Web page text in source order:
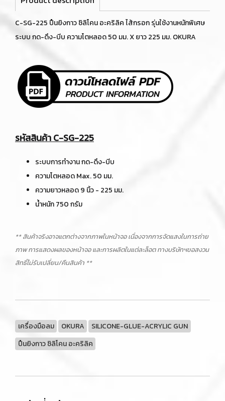
C-SG-225 ปืนยิงกาว ซิลิโคน อะคริลิค ไส้กรอก รุ่นใช้งานหนักพิเศษ
ระบบ กด-ดึง-บีบ ความโตหลอด 50 มม. X ยาว 225 มม. OKURA
รหัสสินค้า C-SG-225
ระบบการทำงาน กด-ดึง-บีบ
ความโตหลอด Max. 50 มม.
ความยาวหลอด 9 นิ้ว - 225 มม.
น้ำหนัก 750 กรัม
** สินค้าจริงอาจแตกต่างจากภาพในหน้าจอ เนื่องจากการจัดแสงในการถ่าย
ภาพ การแสดงผลของหน้าจอ และการผลิตในแต่ละล็อต ทางบริษัทฯขอสงวน
สิทธิ์ไม่รับเปลี่ยน/คืนสินค้า **
เครื่องมือลม OKURA
SILICONE-GLUE-ACRYLIC GUN
ปืนยิงกาว ซิลิโคน อะคริลิค